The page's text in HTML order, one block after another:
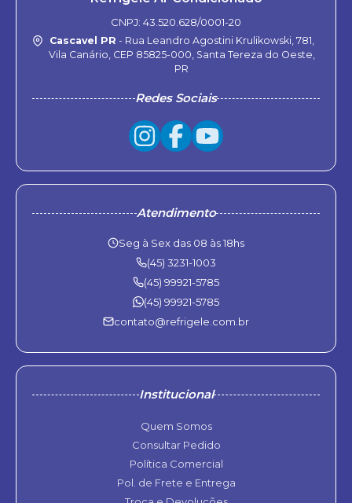
CNPJ: 43.520.628/0001-20
Cascavel PR - Rua Leandro Agostini Krulikowski, 781,
Vila Canário, CEP 85825-000, Santa Tereza do Oeste,
PR
Redes Sociais
Atendimento
Seg à Sex das 08 às 18hs
(45) 3231-1003
(45) 99921-5785
(45) 99921-5785
contato@refrigele.com.br
Institucional
Quem Somos
Consultar Pedido
Política Comercial
Pol. de Frete e Entrega